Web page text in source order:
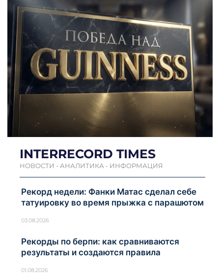
INTERRECORD TIMES
НОВОСТИ - АНАЛИТИКА - ИНФОРМАЦИЯ
Рекорд недели: Фанки Матас сделал себе
татуировку во время прыжка с парашютом
03.08.2026
Рекорды по берпи: как сравниваются
результаты и создаются правила
01.08.2026